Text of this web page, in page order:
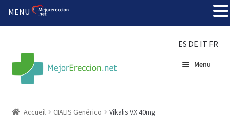
ES DE IT FR
Menu
Accueil CIALIS Genérico Vikalis VX 40mg
MENU